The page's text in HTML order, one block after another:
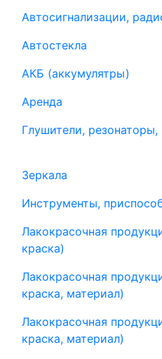
Автосигнализации,
Автостекла
АКБ (аккумулятры)
Аренда
Глушители,
Зеркала
Инструменты,
Лакокрасочная
краска)
Лакокрасочная
краска, материал)
Лакокрасочная
краска, материал)